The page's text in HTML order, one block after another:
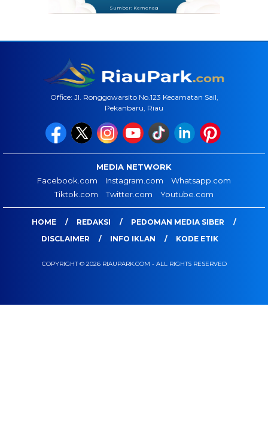
Sumber: Kemenag
Office: Jl. Ronggowarsito No.123 Kecamatan Sail,
Pekanbaru, Riau
MEDIA NETWORK
Facebook.com
Instagram.com
Whatsapp.com
Tiktok.com
Twitter.com Youtube.com
HOME REDAKSI
PEDOMAN MEDIA SIBER
DISCLAIMER
INFO IKLAN KODE ETIK
COPYRIGHT © 2026 RIAUPARK.COM - ALL RIGHTS RESERVED